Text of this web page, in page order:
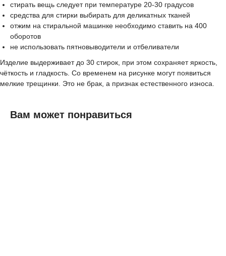
стирать вещь следует при температуре 20-30 градусов
средства для стирки выбирать для деликатных тканей
отжим на стиральной машинке необходимо ставить на 400
оборотов
не использовать пятновыводители и отбеливатели
Изделие выдерживает до 30 стирок, при этом сохраняет яркость,
чёткость и гладкость. Со временем на рисунке могут появиться
мелкие трещинки. Это не брак, а признак естественного износа.
Вам может понравиться